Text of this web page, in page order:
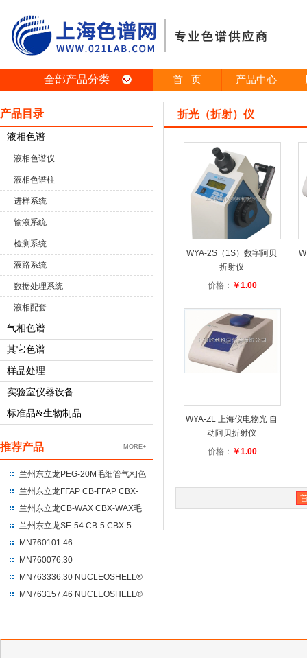
首 页 产品中心
全部产品分类
产品目录
液相色谱
液相色谱仪
液相色谱柱
进样系统
输液系统
检测系统
液路系统
数据处理系统
液相配套
气相色谱
其它色谱
样品处理
实验室仪器设备
标准品&生物制品
推荐产品 MORE+
兰州东立龙PEG-20M毛细管气相色
谱柱 聚乙二醇-20M
兰州东立龙FFAP CB-FFAP CBX-
FFAP毛细管气相色谱柱 100%硝基
兰州东立龙CB-WAX CBX-WAX毛
细管气相色谱柱 100%聚乙二醇
兰州东立龙SE-54 CB-5 CBX-5
CBX-5ms毛细管气相色谱柱 %苯
MN760101.46
NUCLEODUR®C18 Gravity
MN760076.30
NUCLEODUR®C18 Gravity
MN763336.30 NUCLEOSHELL®
HILIC 150*3.0*2.7
MN763157.46 NUCLEOSHELL®
折光（折射）仪
WYA-2S（1S）数字阿贝
折射仪
价格： ￥1.00
WYA-ZL 上海仪电物光 自
动阿贝折射仪
价格： ￥1.00